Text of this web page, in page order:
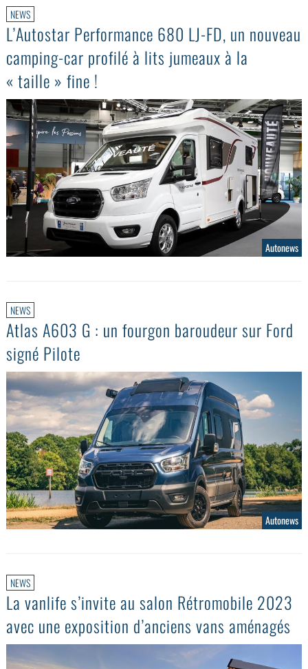
NEWS
L’Autostar Performance 680 LJ-FD, un nouveau
camping-car profilé à lits jumeaux à la
« taille » fine !
Autonews
NEWS
Atlas A603 G : un fourgon baroudeur sur Ford
signé Pilote
Autonews
NEWS
La vanlife s’invite au salon Rétromobile 2023
avec une exposition d’anciens vans aménagés